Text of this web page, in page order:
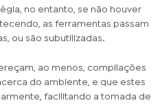
no entanto, se não houver
as ferramentas passam
ou são subutilizadas.
ao menos, compilações
do ambiente, e que estes
facilitando a tomada de